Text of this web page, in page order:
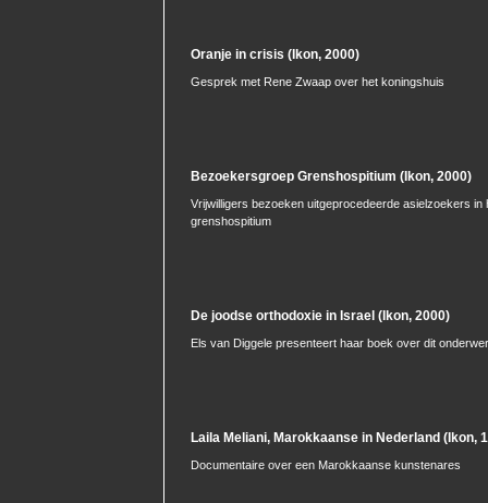
Oranje in crisis (Ikon, 2000)
Gesprek met Rene Zwaap over het koningshuis
Bezoekersgroep Grenshospitium (Ikon, 2000)
Vrijwilligers bezoeken uitgeprocedeerde asielzoekers in
grenshospitium
De joodse orthodoxie in Israel (Ikon, 2000)
Els van Diggele presenteert haar boek over dit
Laila Meliani, Marokkaanse in Nederland (Ikon,
Documentaire over een Marokkaanse kunstenares